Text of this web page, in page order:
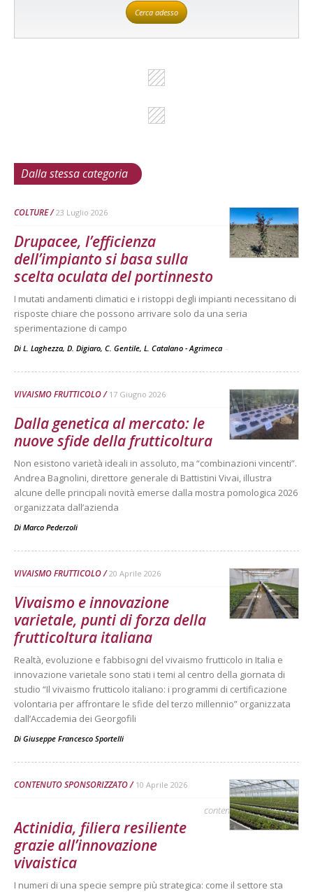
Cerca adesso
Dalla stessa categoria
COLTURE 23 Luglio 2026
Drupacee, l’efficienza
dell’impianto si basa sulla
scelta oculata del portinnesto
I mutati andamenti climatici e i ristoppi degli impianti necessitano di
risposte chiare che possono arrivare solo da una seria
sperimentazione di campo
Di L. Laghezza, D. Digiaro, C. Gentile, L. Catalano - Agrimeca -
VIVAISMO FRUTTICOLO 17 Giugno 2026
Dalla genetica al mercato: le
nuove sfide della frutticoltura
Non esistono varietà ideali in assoluto, ma “combinazioni vincenti”.
Andrea Bagnolini, direttore generale di Battistini Vivai, illustra
alcune delle principali novità emerse dalla mostra pomologica 2026
organizzata dall’azienda
Di Marco Pederzoli
VIVAISMO FRUTTICOLO 20 Aprile 2026
Vivaismo e innovazione
varietale, punti di forza della
frutticoltura italiana
Realtà, evoluzione e fabbisogni del vivaismo frutticolo in Italia e
innovazione varietale sono stati i temi al centro della giornata di
studio “Il vivaismo frutticolo italiano: i programmi di certificazione
volontaria per affrontare le sfide del terzo millennio” organizzata
dall’Accademia dei Georgofili
Di Giuseppe Francesco Sportelli
CONTENUTO SPONSORIZZATO 10 Aprile 2026
contenuto sponsorizzato
Actinidia, filiera resiliente
grazie all’innovazione
vivaistica
I numeri di una specie sempre più strategica: come il settore sta